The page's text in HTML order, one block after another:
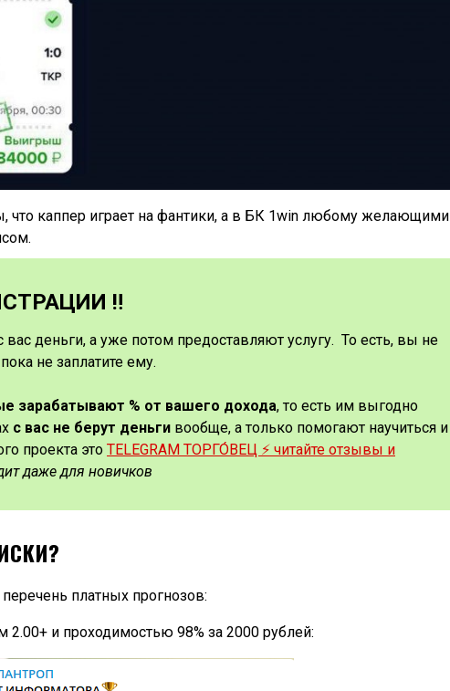
что каппер играет на фантики, а в БК 1win любому желающими
‼️
вас деньги, а уже потом предоставляют услугу. То есть, вы не
не заплатите ему.
зарабатывают % от вашего дохода, то есть им выгодно
с вас не берут деньги вообще, а только помогают научиться и
проекта это TELEGRAM ТОРГО́ВЕЦ ⚡️ читайте отзывы и
даже для новичков
платных прогнозов:
и проходимостью 98% за 2000 рублей: